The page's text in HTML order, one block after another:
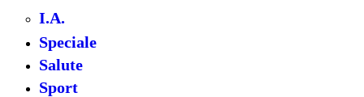
I.A.
Speciale
Salute
Sport